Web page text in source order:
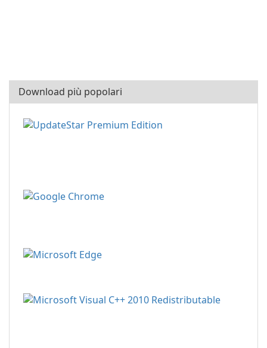
Download più popolari